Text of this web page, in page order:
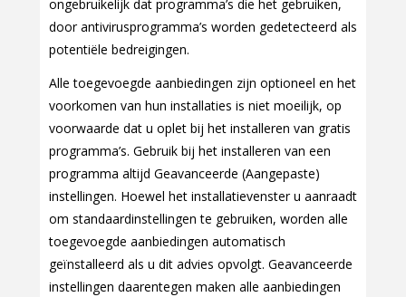
ongebruikelijk dat programma’s die het gebruiken,
door antivirusprogramma’s worden gedetecteerd als
potentiële bedreigingen.
Alle toegevoegde aanbiedingen zijn optioneel en het
voorkomen van hun installaties is niet moeilijk, op
voorwaarde dat u oplet bij het installeren van gratis
programma’s. Gebruik bij het installeren van een
programma altijd Geavanceerde (Aangepaste)
instellingen. Hoewel het installatievenster u aanraadt
om standaardinstellingen te gebruiken, worden alle
toegevoegde aanbiedingen automatisch
geïnstalleerd als u dit advies opvolgt. Geavanceerde
instellingen daarentegen maken alle aanbiedingen